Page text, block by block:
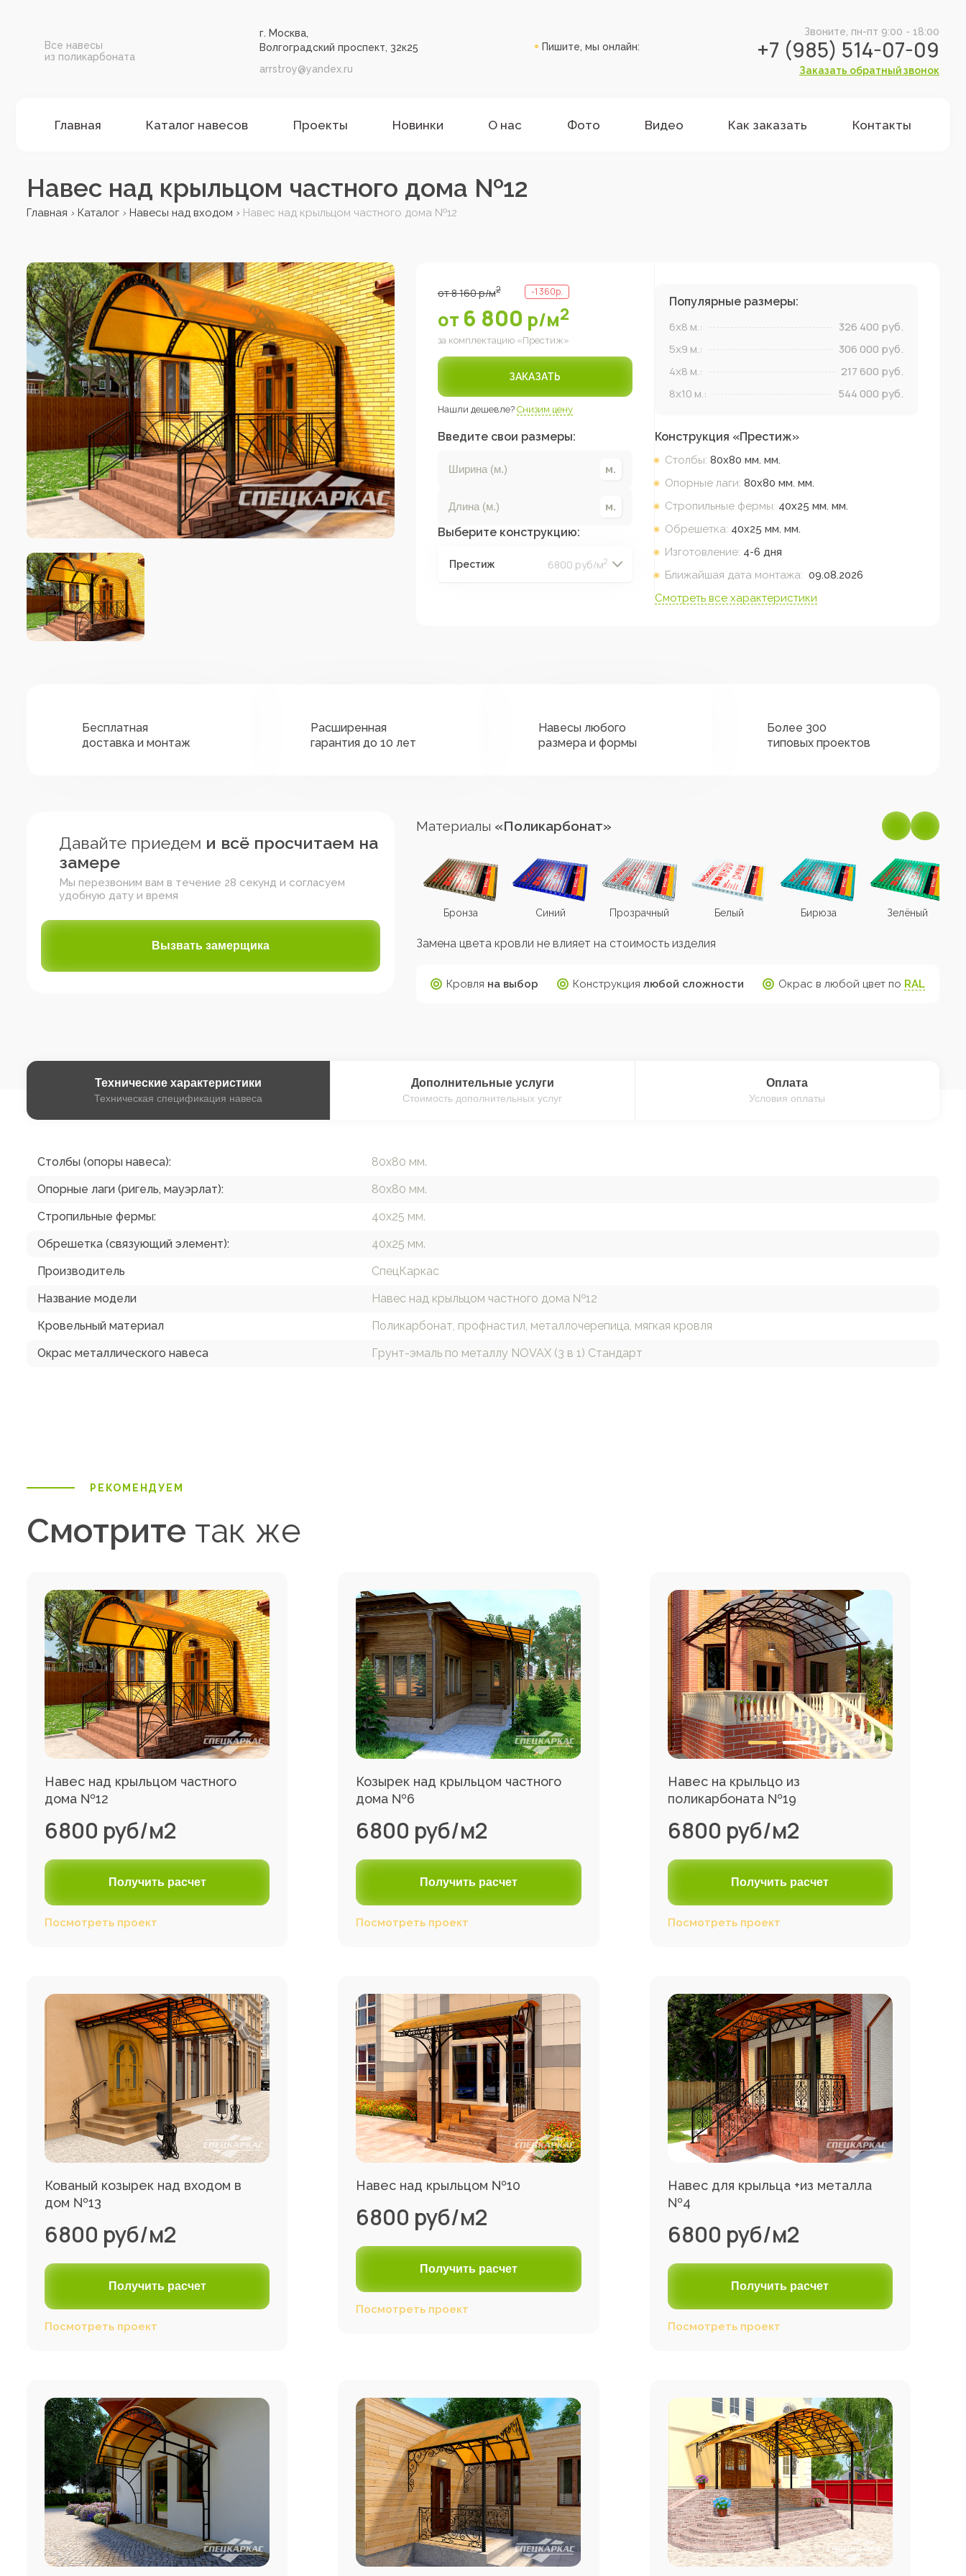
Все навесы
из поликарбоната
г. Москва,
Волгоградский проспект, 32к25
arrstroy@yandex.ru
Пишите, мы онлайн:
Звоните, пн-пт 9:00 - 18:00
+7 (985) 514-07-09
Заказать обратный звонок
Главная Каталог навесов Проекты Новинки О нас Фото Видео Как заказать Контакты
Навес над крыльцом частного дома №12
Главная › Каталог › Навесы над входом › Навес над крыльцом частного дома №12
от8 160р/м2 -1 360р.
от 6 800 р/м2
за комплектацию «Престиж»
ЗАКАЗАТЬ
Нашли дешевле? Снизим цену
Введите свои размеры:
Выберите конструкцию:
Престиж 6800 руб/м2
Популярные размеры:
6x8 м.: 326 400 руб.
5x9 м.: 306 000 руб.
4x8 м.: 217 600 руб.
8x10 м.: 544 000 руб.
Конструкция «Престиж»
Столбы: 80х80 мм. мм.
Опорные лаги: 80х80 мм. мм.
Стропильные фермы: 40х25 мм. мм.
Обрешетка: 40х25 мм. мм.
Изготовление: 4-6 дня
Ближайшая дата монтажа: 09.08.2026
Смотреть все характеристики
Бесплатная
доставка и монтаж
Расширенная
гарантия до 10 лет
Навесы любого
размера и формы
Более 300
типовых проектов
Давайте приедем и всё просчитаем на
замере
Мы перезвоним вам в течение 28 секунд и согласуем
удобную дату и время
Вызвать замерщика
Материалы «Поликарбонат»
Бронза Синий Прозрачный Белый Бирюза Зелёный
Замена цвета кровли не влияет на стоимость изделия
Кровля на выбор Конструкция любой сложности Окрас в любой цвет по RAL
Технические характеристики
Техническая спецификация навеса
Дополнительныеуслуги
Стоимость дополнительных услуг
Оплата
Условия оплаты
Столбы (опоры навеса):
80х80 мм.
Опорные лаги (ригель, мауэрлат):
80х80 мм.
Стропильные фермы:
40х25 мм.
Обрешетка (связующий элемент):
40х25 мм.
Производитель
СпецКаркас
Название модели
Навес над крыльцом частного дома №12
Кровельный материал
Поликарбонат, профнастил, металлочерепица, мягкая кровля
Окрас металлического навеса
Грунт-эмаль по металлу NOVAX (3 в 1) Стандарт
РЕКОМЕНДУЕМ
Смотрите так же
Навес над крыльцом частного
дома №12
6800 руб/м2
Получить расчет
Посмотреть проект
Козырек над крыльцом частного
дома №6
6800 руб/м2
Получить расчет
Посмотреть проект
Навес на крыльцо из
поликарбоната №19
6800 руб/м2
Получить расчет
Посмотреть проект
Кованый козырек над входом в
дом №13
6800 руб/м2
Получить расчет
Посмотреть проект
Навес над крыльцом №10
6800 руб/м2
Получить расчет
Посмотреть проект
Навес для крыльца +из металла
№4
6800 руб/м2
Получить расчет
Посмотреть проект